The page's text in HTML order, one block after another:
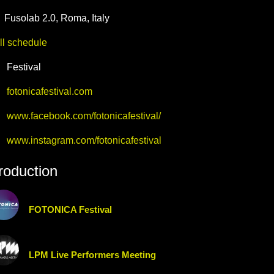
Fusolab 2.0, Roma, Italy
schedule
Festival
fotonicafestival.com
www.facebook.com/fotonicafestival/
www.instagram.com/fotonicafestival
FOTONICA Festival
LPM Live Performers Meeting